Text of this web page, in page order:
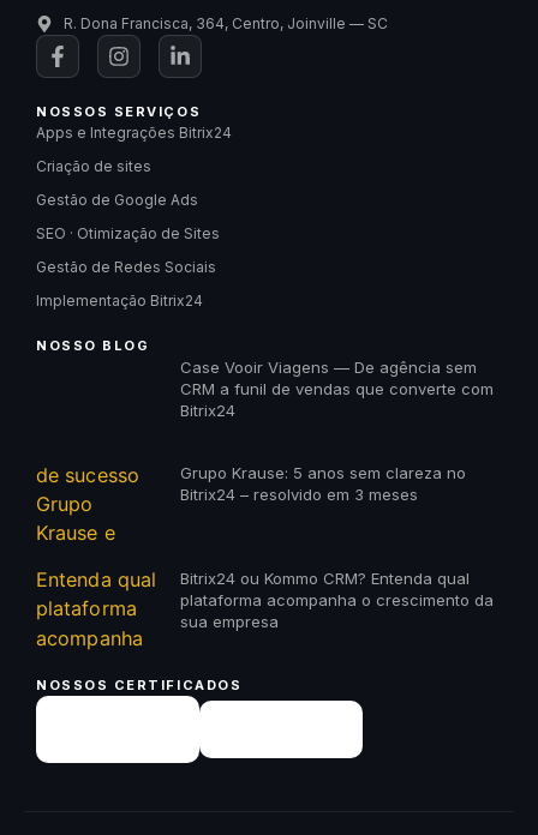
R. Dona Francisca, 364, Centro, Joinville — SC
NOSSOS SERVIÇOS
Apps e Integrações Bitrix24
Criação de sites
Gestão de Google Ads
SEO · Otimização de Sites
Gestão de Redes Sociais
Implementação Bitrix24
NOSSO BLOG
Case Vooir Viagens — De agência sem
CRM a funil de vendas que converte com
Bitrix24
Grupo Krause: 5 anos sem clareza no
Bitrix24 – resolvido em 3 meses
Bitrix24 ou Kommo CRM? Entenda qual
plataforma acompanha o crescimento da
sua empresa
NOSSOS CERTIFICADOS